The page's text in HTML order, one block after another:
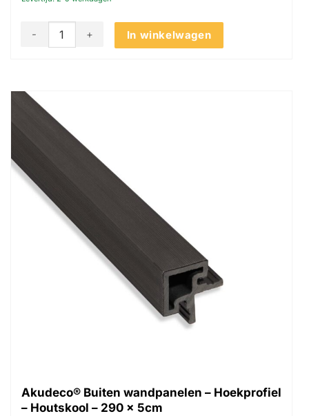
In winkelwagen
Akudeco® Buiten wandpanelen - Hoekprofiel - Klassiek
Akudeco® Buiten wandpanelen – Hoekprofiel
– Houtskool – 290 x 5cm